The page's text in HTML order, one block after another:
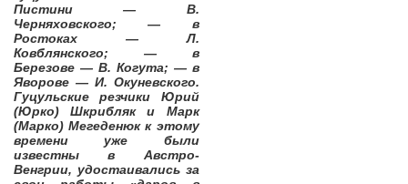
Пистини — В.
Черняховского; — в
Ростоках — Л.
Ковблянского; — в
Березове — В. Когута; — в
Яворове — И. Окуневского.
Гуцульские резчики Юрий
(Юрко) Шкрибляк и Марк
(Марко) Мегеденюк к этому
времени уже были
известны в Австро-
Венгрии, удостаивались за